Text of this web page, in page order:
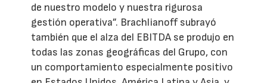
de nuestro modelo y nuestra rigurosa
gestión operativa”. Brachlianoff subrayó
también que el alza del EBITDA se produjo en
todas las zonas geográficas del Grupo, con
un comportamiento especialmente positivo